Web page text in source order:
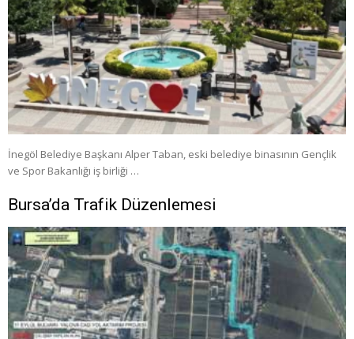
İnegöl Belediye Başkanı Alper Taban, eski belediye binasının Gençlik
ve Spor Bakanlığı iş birliği …
Bursa’da Trafik Düzenlemesi